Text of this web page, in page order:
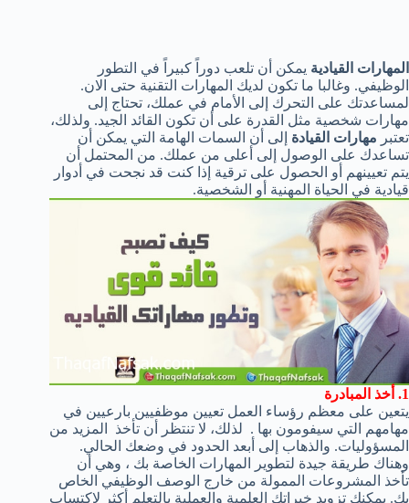
المهارات القيادية يمكن أن تلعب دوراً كبيراً في التطور
الوظيفي. وغالبا ما تكون لديك المهارات التقنية حتى الان.
لمساعدتك على التحرك إلى الأمام في عملك، تحتاج إلى
مهارات شخصية مثل القدرة على أن تكون القائد الجيد. ولذلك،
تعتبر مهارات القيادة إلى أن السمات الهامة التي يمكن أن
تساعدك على الوصول إلى أعلى من عملك. من المحتمل أن
يتم تعيينهم أو الحصول على ترقية إذا كنت قد نجحت في أدوار
قيادية في الحياة المهنية أو الشخصية.
1. أخذ المبادرة
يتعين على معظم رؤساء العمل تعيين موظفيين بارعيين في
مهامهم التي سيفومون بها . لذلك، لا تنتظر أن تأخذ المزيد من
المسؤوليات. والذهاب إلى أبعد الحدود في وضعك الحالي.
وهناك طريقة جيدة لتطوير المهارات الخاصة بك ، وهي أن
تأخذ المشروعات الممولة من خارج الوصف الوظيفي الخاص
بك. يمكنك تزويد خبراتك العلمية والعملية بالتعلم أكثر لاكتساب